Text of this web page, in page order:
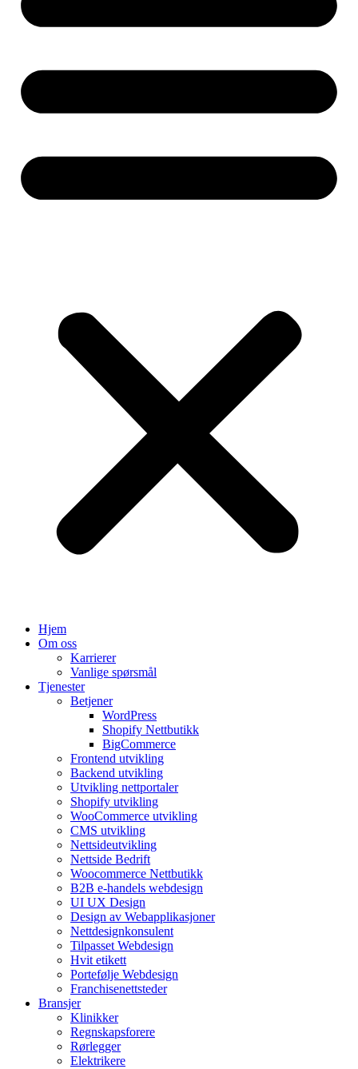
Hjem
Om oss
Karrierer
Vanlige spørsmål
Tjenester
Betjener
WordPress
Shopify Nettbutikk
BigCommerce
Frontend utvikling
Backend utvikling
Utvikling nettportaler
Shopify utvikling
WooCommerce utvikling
CMS utvikling
Nettsideutvikling
Nettside Bedrift
Woocommerce Nettbutikk
B2B e-handels webdesign
UI UX Design
Design av Webapplikasjoner
Nettdesignkonsulent
Tilpasset Webdesign
Hvit etikett
Portefølje Webdesign
Franchisenettsteder
Bransjer
Klinikker
Regnskapsforere
Rørlegger
Elektrikere